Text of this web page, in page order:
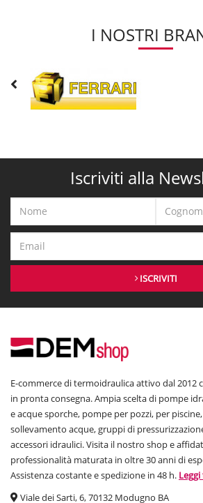
I NOSTRI
Iscriviti alla
ISCRIVITI
E-commerce di termoidraulica attivo dal 2012
in pronta consegna. Ampia scelta di pompe
e acque sporche, pompe per pozzi, per
sollevamento acque, gruppi di
accessori idraulici. Visita il nostro shop e
professionalità maturata in oltre 30 anni di
Assistenza costante e spedizione in 48 h.
Viale dei Sarti, 6, 70132 Modugno BA